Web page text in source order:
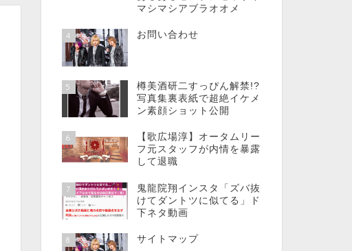
マシマシアブラオオメ
4 お問い合わせ
5
樽美酒研二すっぴん解禁!?
写真集裏表紙で超絶イケメ
ン素顔ショット公開
6
【歌広場淳】オータムリー
フ元スタッフが内情を暴露
して退職
7
鬼龍院翔インスタ「ズバ抜
けてダントツに似てる」ド
下ネタ動画
8 サイトマップ